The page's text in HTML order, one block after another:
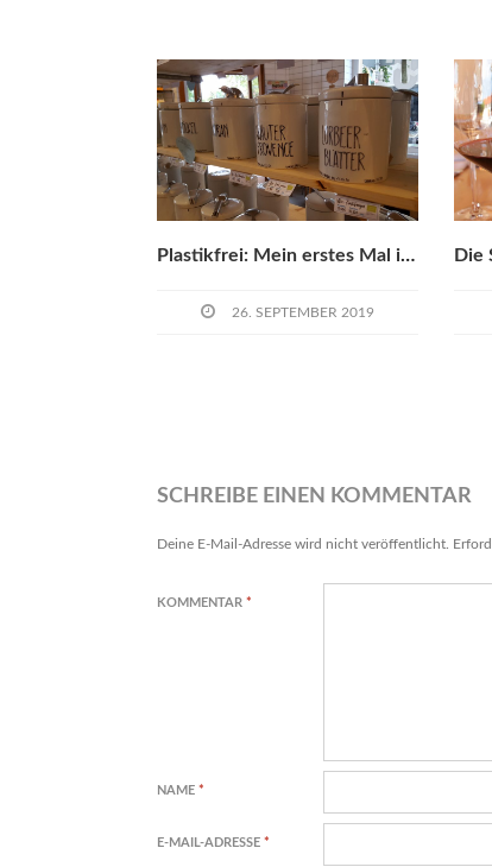
Plastikfrei: Mein erstes Mal im Unverpacktladen Tante Olga
26. SEPTEMBER 2019
SCHREIBE EINEN KOMMENTAR
Deine E-Mail-Adresse wird nicht veröffentlicht.
KOMMENTAR *
NAME *
E-MAIL-ADRESSE *